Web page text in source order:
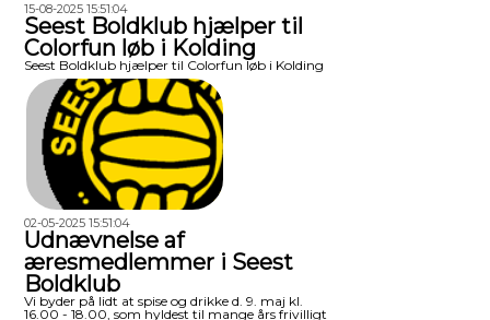
15-08-2025 15:51:04
Seest Boldklub hjælper til
Colorfun løb i Kolding
Seest Boldklub hjælper til Colorfun løb i Kolding
02-05-2025 15:51:04
Udnævnelse af
æresmedlemmer i Seest
Boldklub
Vi byder på lidt at spise og drikke d. 9. maj kl.
16.00 - 18.00, som hyldest til mange års frivilligt